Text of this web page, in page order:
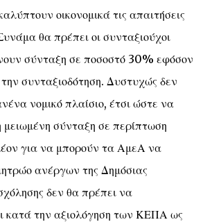
οικονομικά τις απαιτήσεις
θα πρέπει οι συνταξιούχοι
σύνταξη σε ποσοστό 30% εφόσον
συνταξιοδότηση. Δυστυχώς δεν
νομικό πλαίσιο, έτσι ώστε να
μειωμένη σύνταξη σε περίπτωση
για να μπορούν τα ΑμεΑ να
ανέργων της Δημόσιας
δεν θα πρέπει να
κατά την αξιολόγηση των ΚΕΠΑ ως